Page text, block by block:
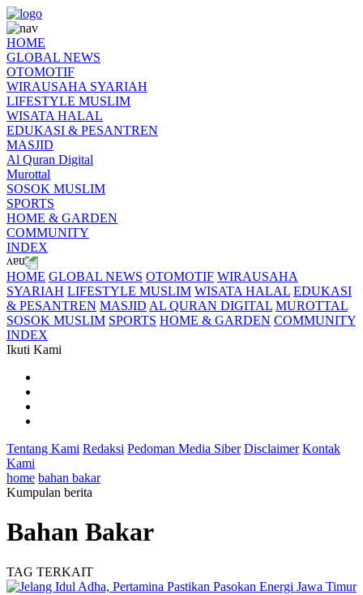
HOME
GLOBAL NEWS
OTOMOTIF
WIRAUSAHA SYARIAH
LIFESTYLE MUSLIM
WISATA HALAL
EDUKASI & PESANTREN
MASJID
Al Quran Digital
Murottal
SOSOK MUSLIM
SPORTS
HOME & GARDEN
COMMUNITY
INDEX
HOME GLOBAL NEWS OTOMOTIF WIRAUSAHA
SYARIAH LIFESTYLE MUSLIM WISATA HALAL EDUKASI
& PESANTREN MASJID AL QURAN DIGITAL MUROTTAL
SOSOK MUSLIM SPORTS HOME & GARDEN COMMUNITY
INDEX
Ikuti Kami
Tentang Kami Redaksi Pedoman Media Siber Disclaimer Kontak
Kami
home bahan bakar
Kumpulan berita
Bahan Bakar
TAG TERKAIT